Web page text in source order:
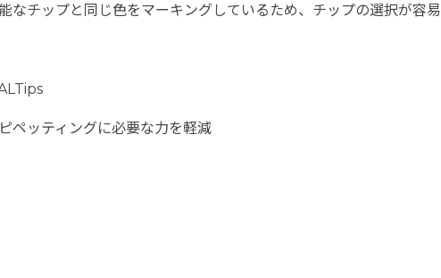
なチップと同じ色をマーキングしているため、チップの選択が容易
ペッティングに必要な力を軽減